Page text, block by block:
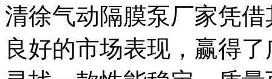
清徐气动隔膜泵厂家凭
良好的市场表现，赢得